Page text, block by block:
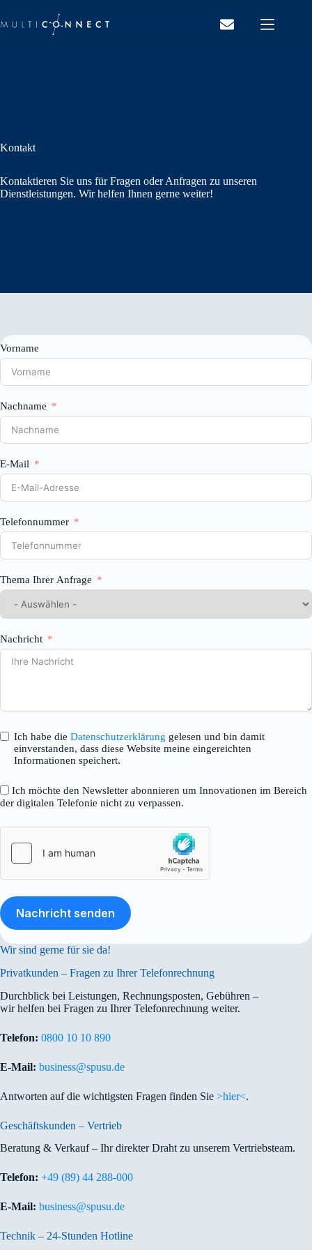
springen
Kontakt
Kontaktieren Sie uns für Fragen oder Anfragen zu unseren
Dienstleistungen. Wir helfen Ihnen gerne weiter!
Vorname
Nachname
E-Mail
Telefonnummer
Thema Ihrer Anfrage
Nachricht
Ich habe die Datenschutzerklärung gelesen und bin damit
einverstanden, dass diese Website meine eingereichten
Informationen speichert.
Ich möchte den Newsletter abonnieren um Innovationen im Bereich
der digitalen Telefonie nicht zu verpassen.
Nachricht senden
Wir sind gerne für sie da!
Privatkunden – Fragen zu Ihrer Telefonrechnung
Durchblick bei Leistungen, Rechnungsposten, Gebühren –
wir helfen bei Fragen zu Ihrer Telefonrechnung weiter.
Telefon: 0800 10 10 890
E-Mail: business@spusu.de
Antworten auf die wichtigsten Fragen finden Sie >hier<.
Geschäftskunden – Vertrieb
Beratung & Verkauf – Ihr direkter Draht zu unserem Vertriebsteam.
Telefon: +49 (89) 44 288-000
E-Mail: business@spusu.de
Technik – 24-Stunden Hotline